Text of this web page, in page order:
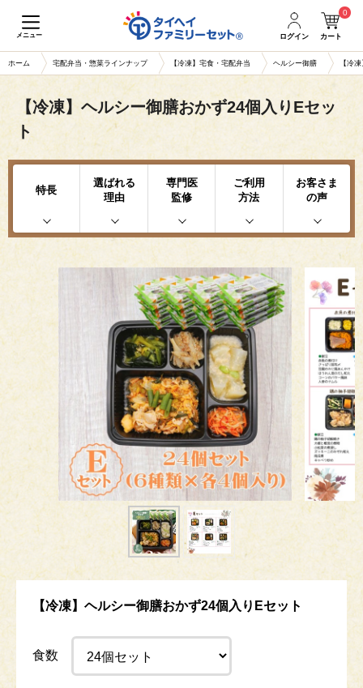
メニュー ログイン カート
0
ホーム 宅配弁当・惣菜ラインナップ 【冷凍】宅食・宅配弁当 ヘルシー御膳 【冷
【冷凍】ヘルシー御膳おかず24個入りEセッ
ト
特長
選ばれる
理由
専門医
監修
ご利用
方法
お客さま
の声
【冷凍】ヘルシー御膳おかず24個入りEセット
食数